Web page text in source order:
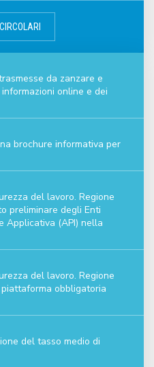
da zanzare e
online e dei
brochure informativa per
del lavoro. Regione
preliminare degli Enti
Applicativa (API) nella
del lavoro. Regione
obbligatoria
del tasso medio di